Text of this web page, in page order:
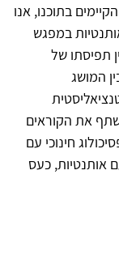
בתוכנו, אנו
במפגש
תפיסתו של
המושג
את הקוראים
חינוכי עם
אותנטיות, כעס